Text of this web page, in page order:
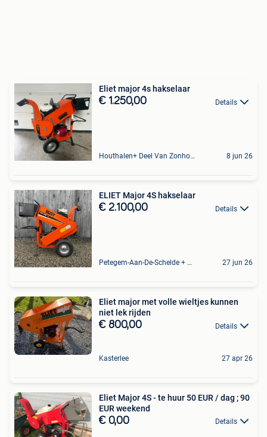
Eliet major 4s hakselaar
€ 1.250,00 Details
Houthalen+ Deel Van Zonhoven En Zolder 8 jun 26
ELIET Major 4S hakselaar
€ 2.100,00 Details
Petegem-Aan-De-Schelde + Deel Van Oudenaarde 27 jun 26
Eliet major met volle wieltjes kunnen
niet lek rijden
€ 800,00 Details
Kasterlee 27 apr 26
Eliet Major 4S - te huur 50 EUR / dag ; 90
EUR weekend
€ 0,00 Details